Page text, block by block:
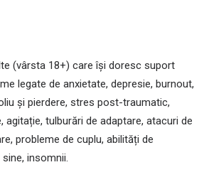
(vârsta 18+) care își doresc suport
legate de anxietate, depresie, burnout,
și pierdere, stres post-traumatic,
agitație, tulburări de adaptare, atacuri de
probleme de cuplu, abilități de
insomnii.